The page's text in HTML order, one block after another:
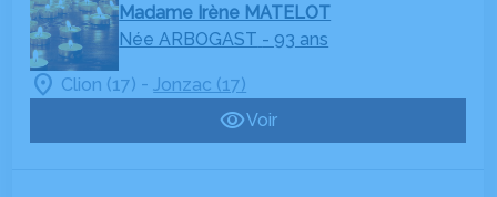
Madame Irène MATELOT
Née ARBOGAST - 93 ans
Clion (17) - Jonzac (17)
Voir